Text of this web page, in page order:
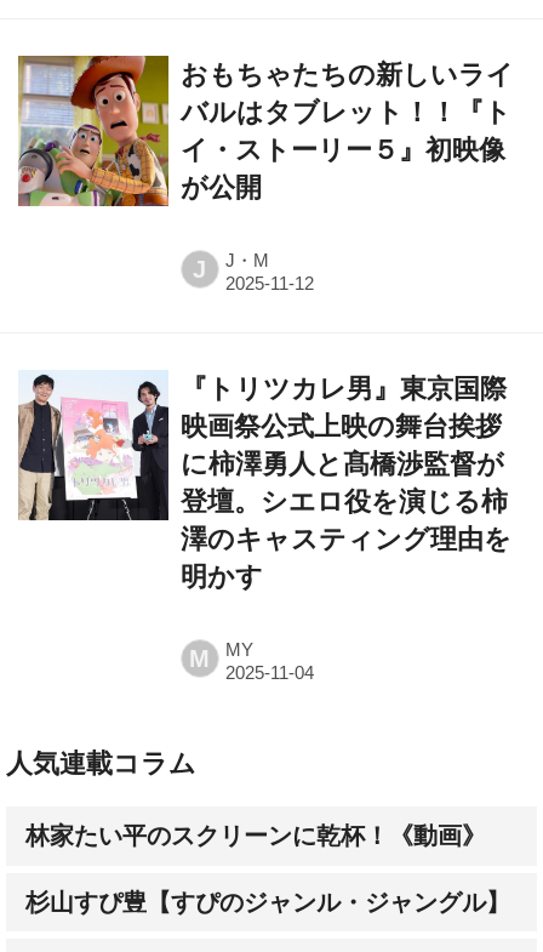
おもちゃたちの新しいライ
バルはタブレット！！『ト
イ・ストーリー５』初映像
が公開
J J・M
『トリツカレ男』東京国際
映画祭公式上映の舞台挨拶
に柿澤勇人と髙橋渉監督が
登壇。シエロ役を演じる柿
澤のキャスティング理由を
明かす
M MY
人気連載コラム
林家たい平のスクリーンに乾杯！《動画》
杉山すぴ豊【すぴのジャンル・ジャングル】